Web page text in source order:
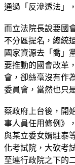
通過「反滲透法」
而立法院長說要國
不分區提名，總統
國家資源去「喬」
要推動的國會改革
會，卻絲毫沒有作
委員會，當然也只
蔡政府上台後，開
事人員任用條例》
與某立委女婿駐泰
化考試院，大砍考
至連行政院之下的